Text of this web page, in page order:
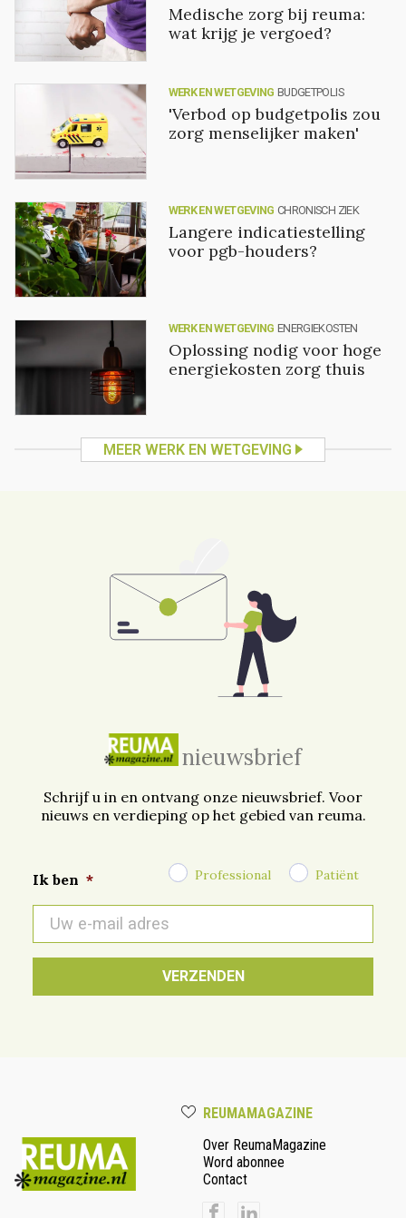
Medische zorg bij reuma:
wat krijg je vergoed?
WERK EN WETGEVING BUDGETPOLIS
'Verbod op budgetpolis zou
zorg menselijker maken'
WERK EN WETGEVING CHRONISCH ZIEK
Langere indicatiestelling
voor pgb-houders?
WERK EN WETGEVING ENERGIEKOSTEN
Oplossing nodig voor hoge
energiekosten zorg thuis
MEER WERK EN WETGEVING
nieuwsbrief
Schrijf u in en ontvang onze nieuwsbrief. Voor
nieuws en verdieping op het gebied van reuma.
Ik ben * Professional Patiënt
mail
*
REUMAMAGAZINE
Over ReumaMagazine
Word abonnee
Contact